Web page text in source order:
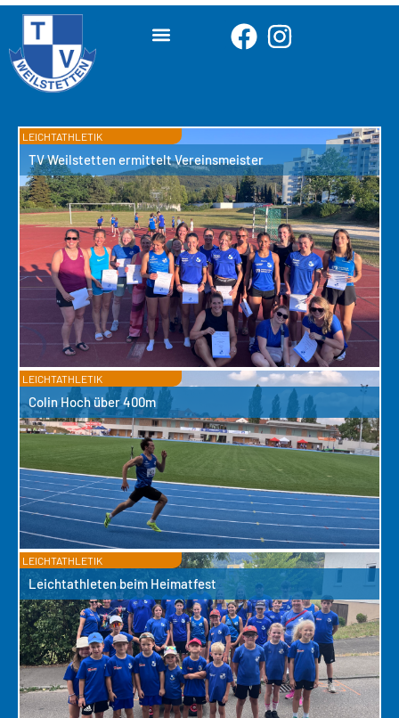
LEICHTATHLETIK
TV Weilstetten ermittelt Vereinsmeister
LEICHTATHLETIK
Colin Hoch über 400m
LEICHTATHLETIK
Leichtathleten beim Heimatfest